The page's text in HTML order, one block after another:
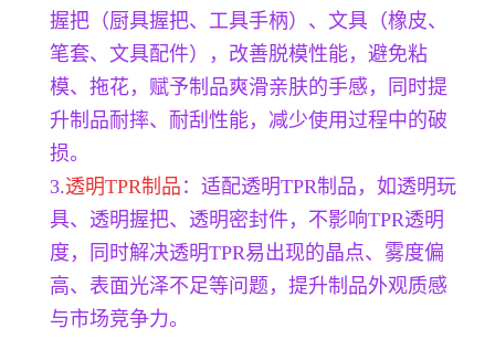
握把（厨具握把、工具手柄）、文具（橡皮、
笔套、文具配件），改善脱模性能，避免粘
模、拖花，赋予制品爽滑亲肤的手感，同时提
升制品耐摔、耐刮性能，减少使用过程中的破
损。
3.透明TPR制品 ：适配透明TPR制品，如透明玩
具、透明握把、透明密封件，不影响TPR透明
度，同时解决透明TPR易出现的晶点、雾度偏
高、表面光泽不足等问题，提升制品外观质感
与市场竞争力。